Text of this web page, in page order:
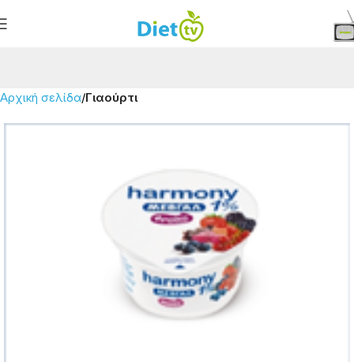
Αρχική σελίδα Γιαούρτι